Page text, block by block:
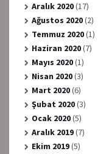
Aralık 2020(17)
Ağustos 2020(2)
Temmuz 2020(1)
Haziran 2020(7)
Mayıs 2020(1)
Nisan 2020(3)
Mart 2020(6)
Şubat 2020(3)
Ocak 2020(5)
Aralık 2019(7)
Ekim 2019(5)